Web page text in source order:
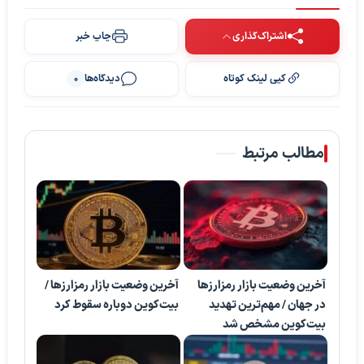
اشتراک‌گذاری چاپ خبر
کپی لینک کوتاه دیدگاه‌ها 0
مطالب مرتبط
آخرین وضعیت بازار رمزارزها
در جهان / مهم‌ترین تهدید
بیت‌کوین مشخص شد
آخرین وضعیت بازار رمزارزها /
بیت‌کوین دوباره سقوط کرد